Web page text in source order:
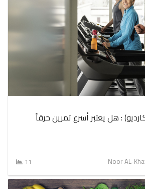
: هل يعتبر أسرع تمرين حرقاً
Noor AL-
11